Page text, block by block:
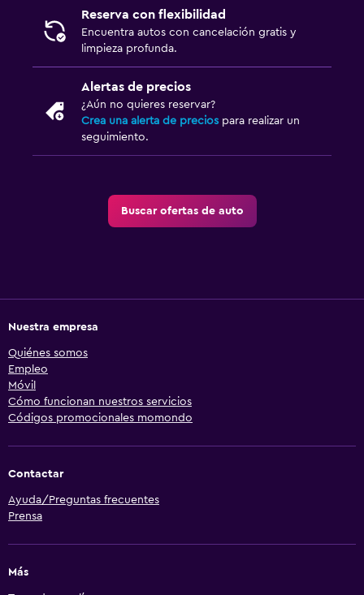
Reserva con flexibilidad
Encuentra autos con cancelación gratis y
limpieza profunda.
Alertas de precios
¿Aún no quieres reservar?
Crea una alerta de precios para realizar un
seguimiento.
Buscar ofertas de auto
Nuestra empresa
Quiénes somos
Empleo
Móvil
Cómo funcionan nuestros servicios
Códigos promocionales momondo
Contactar
Ayuda/Preguntas frecuentes
Prensa
Más